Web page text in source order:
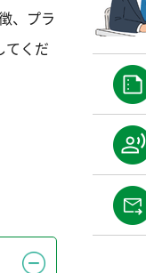
、プラ
てくだ